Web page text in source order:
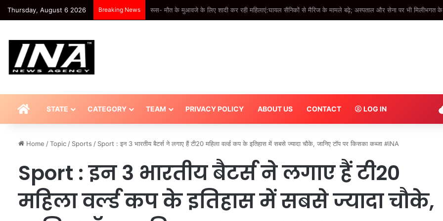
Thursday, August 6 2026 Breaking News केजरीवाल का दावा- उनका इंस्टाग्राम अकाउंट कुछ जगह बैन:मेटा से जवाब मांगा; कहा- कंपनी सरकार के सामने घुटने न टेके-
HOMESTATE CATEGORY TEAM PRIVACY POLICY ABOUT US CONTACT LOG IN
Home /Topic / Sports / Sport : इन 3 भारतीय बैटर्स ने लगाए हैं टी20 महिला वर्ल्ड कप के इतिहास में सबसे ज्यादा चौके, जानिए टॉप पर किसका कब्जा #INA
Sport : इन 3 भारतीय बैटर्स ने लगाए हैं टी20
महिला वर्ल्ड कप के इतिहास में सबसे ज्यादा चौके,